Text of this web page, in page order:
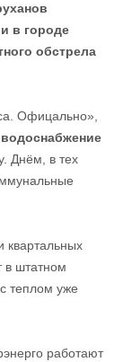
в городе
обстрела
Офицально»,
водоснабжение
Днём, в тех
квартальных
в штатном
теплом уже
работают